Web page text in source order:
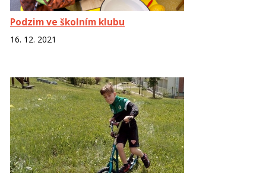
Podzim ve školním klubu
16. 12. 2021